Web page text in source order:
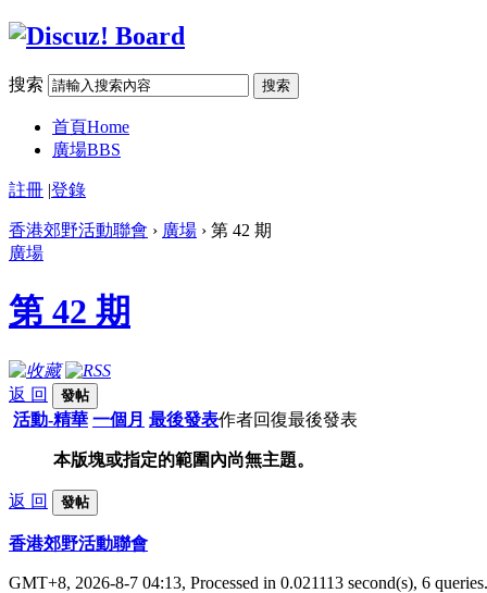
搜索 搜索
首頁Home
廣場BBS
註冊 |登錄
香港郊野活動聯會 › 廣場 › 第 42 期
廣場
第 42 期
返 回 發帖
活動-精華 一個月 最後發表作者回復最後發表
本版塊或指定的範圍內尚無主題。
返 回 發帖
香港郊野活動聯會
GMT+8, 2026-8-7 04:13, Processed in 0.021113 second(s), 6 queries.